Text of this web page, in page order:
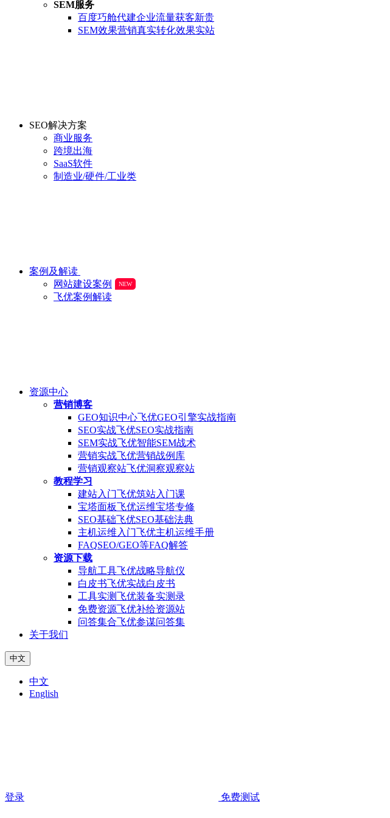
SEM服务
百度巧舱代建企业流量获客新贵
SEM效果营销真实转化效果实站
SEO解决方案
商业服务
跨境出海
SaaS软件
制造业/硬件/工业类
案例及解读
网站建设案例
NEW
飞优案例解读
资源中心
营销博客
GEO知识中心飞优GEO引擎实战指南
SEO实战飞优SEO实战指南
SEM实战飞优智能SEM战术
营销实战飞优营销战例库
营销观察站飞优洞察观察站
教程学习
建站入门飞优筑站入门课
宝塔面板飞优运维宝塔专修
SEO基础飞优SEO基础法典
主机运维入门飞优主机运维手册
FAQSEO/GEO等FAQ解答
资源下载
导航工具飞优战略导航仪
白皮书飞优实战白皮书
工具实测飞优装备实测录
免费资源飞优补给资源站
问答集合飞优参谋问答集
关于我们
中文
中文
English
登录 免费测试